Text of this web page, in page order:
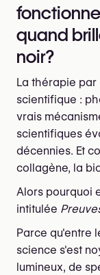
quand
noir?
La thérapie par
scientifique :
vrais
scientifiques
décennies. Et
collagène, la
Alors pourquoi
intitulée
Parce qu'entre
science s'est
lumineux, de